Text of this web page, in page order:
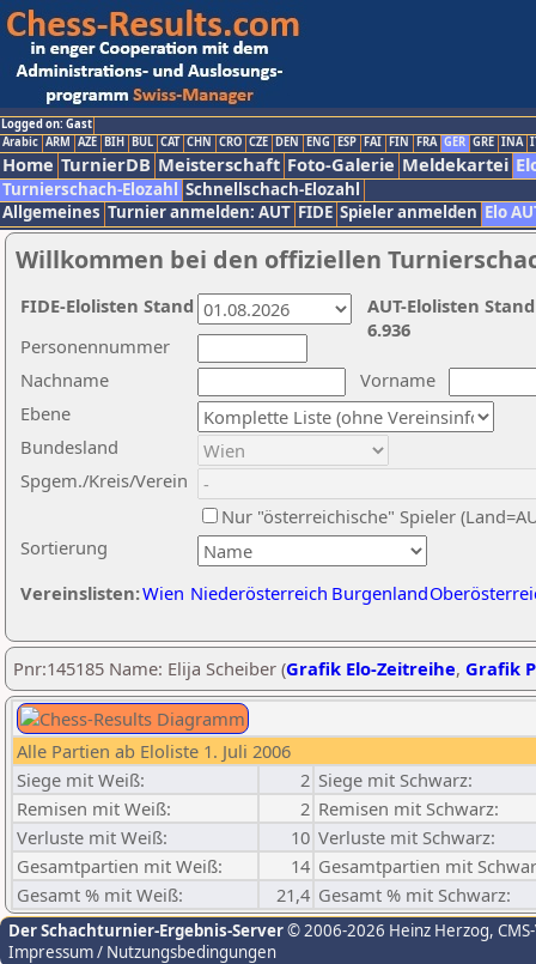
Logged on: Gast
Arabic ARM AZE BIH BUL CAT CHN CRO CZE DEN ENG ESP FAI FIN FRA GER GRE INA
Home TurnierDB Meisterschaft Foto-Galerie Meldekartei
Turnierschach-Elozahl Schnellschach-Elozahl
Allgemeines Turnier anmelden: AUT FIDE Spieler anmelden Elo
Willkommen bei den offiziellen
Nachname
Vorname
Ebene
Sortierung
Personennummer
Bundesland
Spgem./Kreis/Verein
Nur "österreichische" Spieler
Vereinslisten:Wien Niederösterreich Burgenland
AUT-Elolisten
6.936
FIDE-Elolisten Stand
Pnr:145185 Name: Elija Scheiber (Grafik Elo-Zeitreihe, Grafik
Alle Partien ab Eloliste 1. Juli 2006
Siege mit Weiß:
2 Siege mit Schwarz:
Remisen mit Weiß:
2 Remisen mit Schwarz:
Verluste mit Weiß:
10 Verluste mit Schwarz:
Gesamtpartien mit Weiß:
14 Gesamtpartien mit
Gesamt % mit Weiß:
21,4 Gesamt % mit Schwarz:
Der Schachturnier-Ergebnis-Server© 2006-2026 Heinz Herzog,
Impressum / Nutzungsbedingungen